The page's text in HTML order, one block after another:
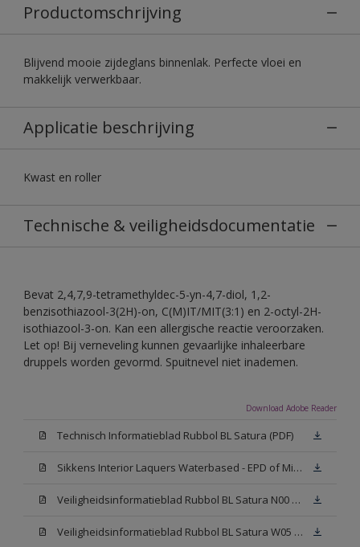
Productomschrijving
Blijvend mooie zijdeglans binnenlak. Perfecte vloei en
makkelijk verwerkbaar.
Applicatie beschrijving
Kwast en roller
Technische & veiligheidsdocumentatie
Bevat 2,4,7,9-tetramethyldec-5-yn-4,7-diol, 1,2-
benzisothiazool-3(2H)-on, C(M)IT/MIT(3:1) en 2-octyl-2H-
isothiazool-3-on. Kan een allergische reactie veroorzaken.
Let op! Bij verneveling kunnen gevaarlijke inhaleerbare
druppels worden gevormd. Spuitnevel niet inademen.
Download Adobe Reader
Technisch Informatieblad Rubbol BL Satura (PDF)
Sikkens Interior Laquers Waterbased - EPD of Milieuproductverklaring
Veiligheidsinformatieblad Rubbol BL Satura N00 (MSDS)
Veiligheidsinformatieblad Rubbol BL Satura W05 (MSDS)